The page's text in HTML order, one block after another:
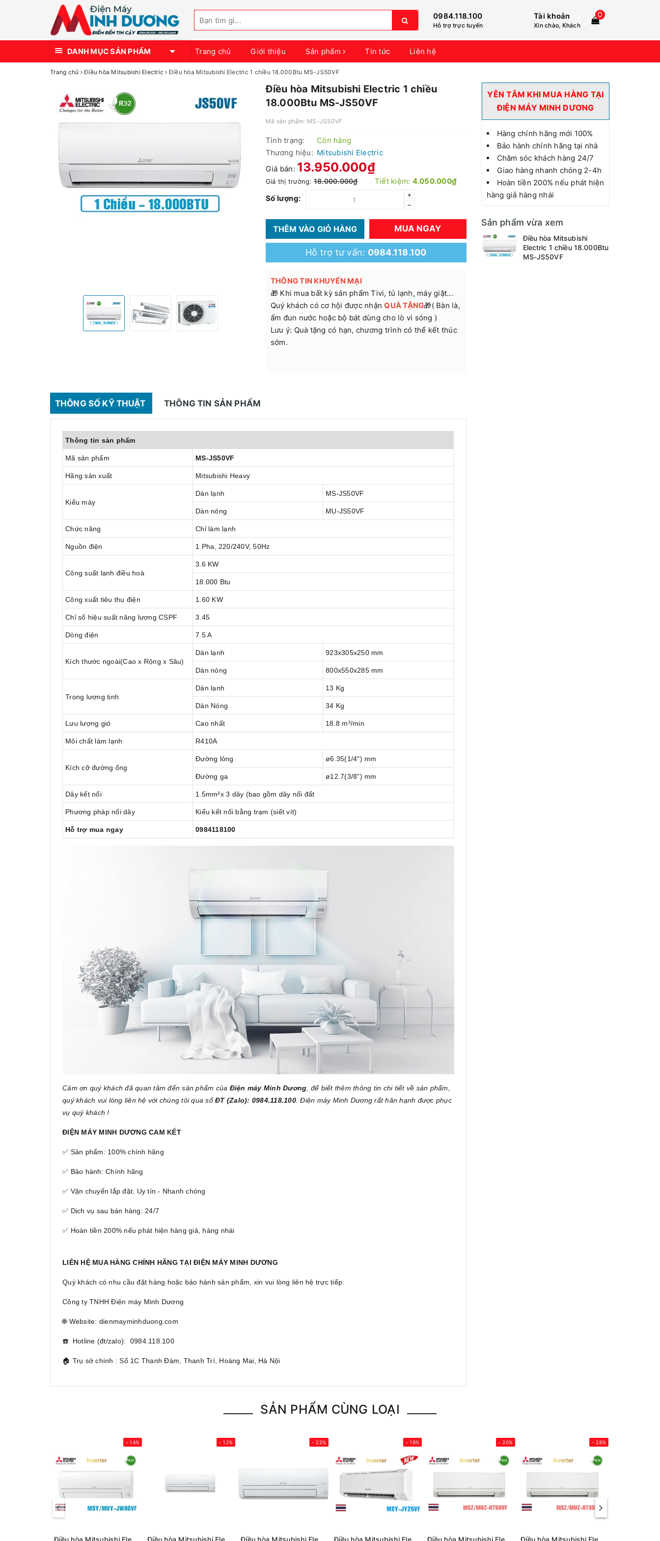
0984.118.100
Hỗ trợ trực tuyến
Tài khoản
Xin chào, Khách
0
DANH MỤC SẢN PHẨM Trang chủ Giới thiệu Sản phẩm Tin tức Liên hệ
Trang chủ Điều hòa Mitsubishi Electric Điều hòa Mitsubishi Electric 1 chiều 18.000Btu MS-JS50VF
Điều hòa Mitsubishi Electric 1 chiều
18.000Btu MS-JS50VF
Mã sản phẩm: MS-JS50VF
Tình trạng:
Còn hàng
Thương hiệu: Mitsubishi Electric
Giá bán: 13.950.000₫
Giá thị trường:18.000.000₫ Tiết kiệm: 4.050.000₫
Số lượng:
+
–
THÊM VÀO GIỎ HÀNG MUA NGAY
Hỗ trợ tư vấn: 0984.118.100
THÔNG TIN KHUYẾN MẠI
🎁 Khi mua bất kỳ sản phẩm Tivi, tủ lạnh, máy giặt...
Quý khách có cơ hội được nhậnQUÀ TẶNG🎁( Bàn là,
ấm đun nước hoặc bộ bát dùng cho lò vi sóng )
Lưu ý: Quà tặng có hạn, chương trình có thể kết thúc
sớm.
THÔNG SỐ KỸ THUẬT THÔNG TIN SẢN PHẨM
Thông tin sản phẩm
Mã sản phẩm MS-JS50VF
Hãng sản xuất Mitsubishi Heavy
Kiểu máy
Dàn lạnh MS-JS50VF
Dàn nóng MU-JS50VF
Chức năng Chỉ làm lạnh
Nguồn điện 1 Pha, 220/240V, 50Hz
Công suất lạnh điều hoà
3.6 KW
18.000 Btu
Công xuất tiêu thụ điện 1.60 KW
Chỉ số hiệu suất năng lượng CSPF 3.45
Dòng điện 7.5 A
Kích thước ngoài(Cao x Rộng x Sâu)
Dàn lạnh 923x305x250 mm
Dàn nóng 800x550x285 mm
Trọng lượng tịnh
Dàn lạnh 13 Kg
Dàn Nóng 34 Kg
Lưu lượng gió Cao nhất 18.8 m³/min
Môi chất làm lạnh R410A
Kích cỡ đường ống
Đường lỏng ø6.35(1/4") mm
Đường ga ø12.7(3/8") mm
Dây kết nối 1.5mm²x 3 dây (bao gồm dây nối đất
Phương pháp nối dây Kiểu kết nối bằng trạm (siết vít)
Hỗ trợ mua ngay 0984118100
Cảm ơn quý khách đã quan tâm đến sản phẩm của Điện máy Minh Dương , để biết thêm thông tin chi tiết về sản phẩm,
quý khách vui lòng liên hệ với chúng tôi qua sốĐT (Zalo): 0984.118.100. Điện máy Minh Dương rất hân hạnh được phục
vụ quý khách !
ĐIỆN MÁY MINH DƯƠNG CAM KẾT
✅ Sản phẩm: 100% chính hãng
✅ Bảo hành: Chính hãng
✅ Vận chuyển lắp đặt: Uy tín - Nhanh chóng
✅ Dịch vụ sau bán hàng: 24/7
✅ Hoàn tiền 200% nếu phát hiện hàng giả, hàng nhái
LIÊN HỆ MUA HÀNG CHÍNH HÃNG TẠI ĐIỆN MÁY MINH DƯƠNG
Quý khách có nhu cầu đặt hàng hoặc bảo hành sản phẩm, xin vui lòng liên hệ trực tiếp:
Công ty TNHH Điện máy Minh Dương
🌐 Website: dienmayminhduong.com
☎️ Hotline (đt/zalo): 0984.118.100
🏠 Trụ sở chính : Số 1C Thanh Đàm, Thanh Trì, Hoàng Mai, Hà Nội
YÊN TÂM KHI MUA HÀNG TẠI
ĐIỆN MÁY MINH DƯƠNG
Hàng chính hãng mới 100%
Bảo hành chính hãng tại nhà
Chăm sóc khách hàng 24/7
Giao hàng nhanh chóng 2-4h
Hoàn tiền 200% nếu phát hiện
hàng giả hàng nhái
Sản phẩm vừa xem
Điều hòa Mitsubishi
Electric 1 chiều 18.000Btu
MS-JS50VF
SẢN PHẨM CÙNG LOẠI
- 14%
Điều hòa Mitsubishi Electric 1 chiều Inverter 21.000Btu MSY/MUY-JY60VF
- 12%
Điều hòa Mitsubishi Electric 1 chiều Inverter 18.000Btu MSY/MUY-JY50VF
- 22%
Điều hòa Mitsubishi Electric 1 chiều Inverter 12000Btu MSY/MUY-JY35VF
- 19%
Điều hòa Mitsubishi Electric inverter 9.000BTU 1 chiều MSY/MUY-JY25VF
- 20%
Điều hòa Mitsubishi Electric 18000Btu 2 chiều inverter MSZ/MUZ-HT50VF
- 28%
Điều hòa Mitsubishi Electric 12.000Btu 2 chiều inverter MSZ/MUZ-HT35VF